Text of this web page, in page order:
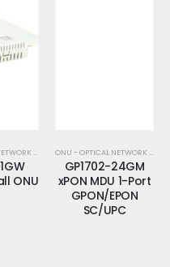
ONU - OPTICAL NETWORK UNIT - MDU - MTU
ONU
ONU - OPTICAL NETWORK UNIT - MDU - MTU
GP1702-24GM
xPON MDU 1-Port
GPON/EPON
SC/UPC